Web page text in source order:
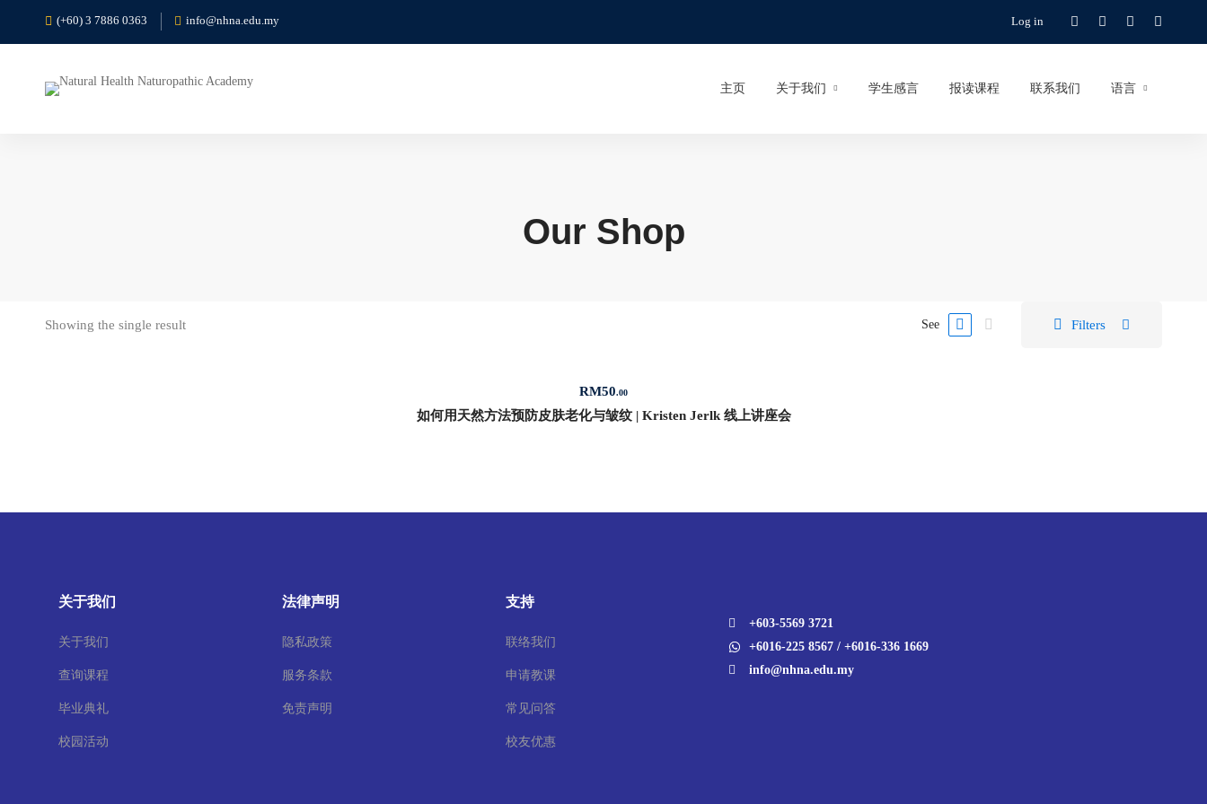
(+60) 3 7886 0363 info@nhna.edu.my Log in
主页 关于我们 学生感言 报读课程 联系我们 语言
Our Shop
Showing the single result See Filters
RM50.00
如何用天然方法预防皮肤老化与皱纹 | Kristen Jerlk 线上讲座会
关于我们
关于我们
查询课程
毕业典礼
校园活动
法律声明
隐私政策
服务条款
免责声明
支持
联络我们
申请教课
常见问答
校友优惠
+603-5569 3721
+6016-225 8567 / +6016-336 1669
info@nhna.edu.my